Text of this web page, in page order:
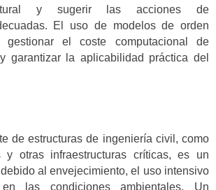
y sugerir las acciones de
El uso de modelos de orden
gestionar el coste computacional de
garantizar la aplicabilidad práctica del
de estructuras de ingeniería civil, como
y otras infraestructuras críticas, es un
al envejecimiento, el uso intensivo
las condiciones ambientales. Un